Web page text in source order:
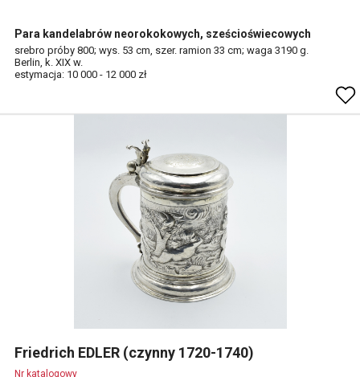
Para kandelabrów neorokokowych, sześcioświecowych
srebro próby 800; wys. 53 cm, szer. ramion 33 cm; waga 3190 g.
Berlin, k. XIX w.
estymacja: 10 000 - 12 000 zł
Friedrich EDLER (czynny 1720-1740)
Nr katalogowy